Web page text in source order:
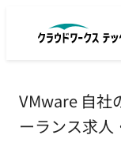
VMware 自社
ーランス求人